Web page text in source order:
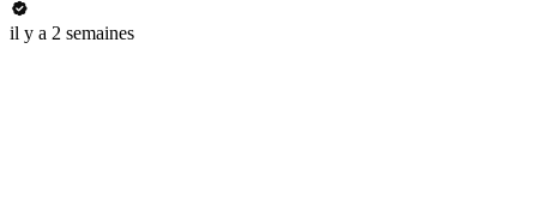
il y a 2 semaines